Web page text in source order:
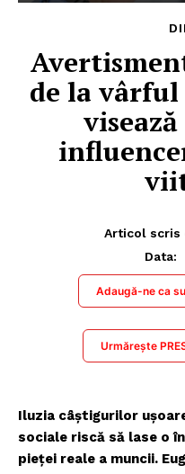
de la vârful
Articol scris
Data:
Adaugă-ne ca
Urmărește
Iluzia câștigurilor
sociale riscă să lase o
pieței reale a muncii.